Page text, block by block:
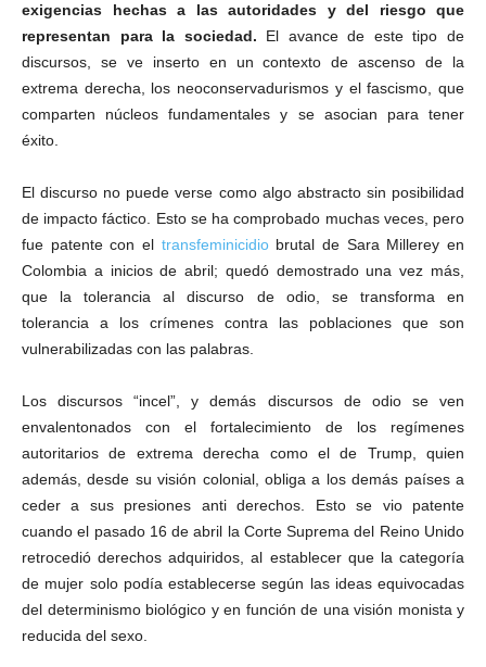
exigencias hechas a las autoridades y del riesgo que
representan para la sociedad. El avance de este tipo de
discursos, se ve inserto en un contexto de ascenso de la
extrema derecha, los neoconservadurismos y el fascismo, que
comparten núcleos fundamentales y se asocian para tener
éxito.
El discurso no puede verse como algo abstracto sin posibilidad
de impacto fáctico. Esto se ha comprobado muchas veces, pero
fue patente con el transfeminicidiobrutal de Sara Millerey en
Colombia a inicios de abril; quedó demostrado una vez más,
que la tolerancia al discurso de odio, se transforma en
tolerancia a los crímenes contra las poblaciones que son
vulnerabilizadas con las palabras.
Los discursos “incel”, y demás discursos de odio se ven
envalentonados con el fortalecimiento de los regímenes
autoritarios de extrema derecha como el de Trump, quien
además, desde su visión colonial, obliga a los demás países a
ceder a sus presiones anti derechos. Esto se vio patente
cuando el pasado 16 de abril la Corte Suprema del Reino Unido
retrocedió derechos adquiridos, al establecer que la categoría
de mujer solo podía establecerse según las ideas equivocadas
del determinismo biológico y en función de una visión monista y
reducida del sexo.